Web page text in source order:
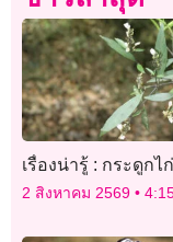
เรื่องน่ารู้ : กระดูกไ
2 สิงหาคม 2569